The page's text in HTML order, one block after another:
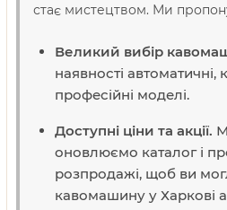
стає мистецтвом. Ми
Великий вибір
наявності автоматичні,
професійні моделі.
Доступні ціни та акції.
оновлюємо каталог і
розпродажі, щоб ви
кавомашину у Харкові